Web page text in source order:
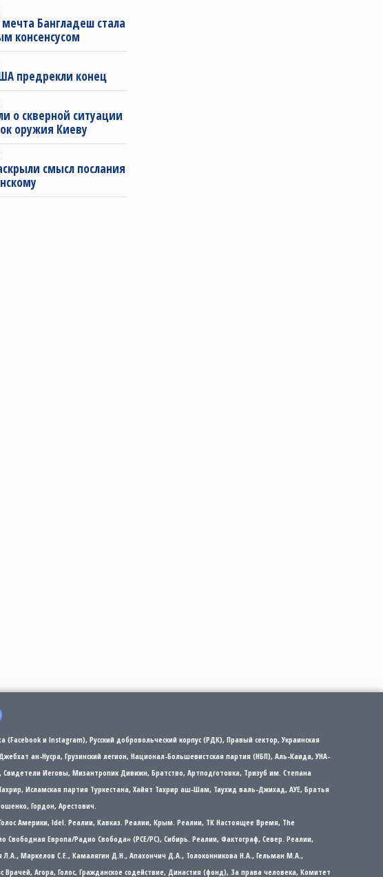
Бангладеш стала
консенсусом
предрекли конец
о скверной ситуации
оружия Киеву
смысл послания
и Instagram), Русский добровольческий корпус (РДК), Правый сектор, Украинская
ан-Нусра, Грузинский легион, Национал-Большевистская партия (НБП), Аль-Каида, УНА-
Иеговы, Мизантропик Дивижн, Братство, Артподготовка, Тризуб им. Степана
Исламская партия Туркестана, Хайят Тахрир аш-Шам, Таухид валь-Джихад, АУЕ, Братья
Гордон, Арестович.
Америки, Idel. Реалии, Кавказ. Реалии, Крым. Реалии, ТК Настоящее Время, The
Европа/Радио Свобода» (PCE/PC), Сибирь. Реалии, Фактограф, Север. Реалии,
Л.А., Маркелов С.Е., Камалягин Д.Н., Апахончич Д.А., Толоконникова Н.А., Гельман М.А.,
Агора, Голос, Гражданское содействие, Династия (фонд), За права человека, Комитет